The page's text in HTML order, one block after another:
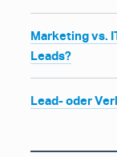
Marketing vs.
Leads?
Lead- oder